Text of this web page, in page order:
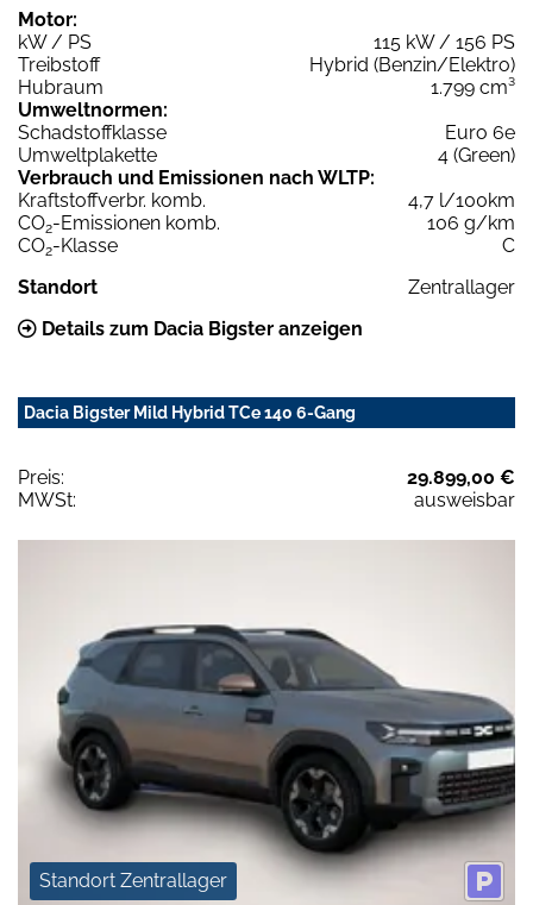
Motor:
kW / PS
115 kW / 156 PS
Treibstoff
Hybrid (Benzin/Elektro)
Hubraum
1.799 cm³
Umweltnormen:
Schadstoffklasse
Euro 6e
Umweltplakette
4 (Green)
Verbrauch und Emissionen nach WLTP:
Kraftstoffverbr. komb.
4,7 l/100km
CO2-Emissionen komb.
106 g/km
CO2-Klasse
C
Standort
Zentrallager
Details zum Dacia Bigster anzeigen
Dacia Bigster Mild Hybrid TCe 140 6-Gang
Preis:
29.899,00 €
MWSt:
ausweisbar
Standort Zentrallager